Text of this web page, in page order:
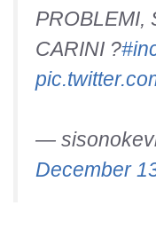
PROBLEMI,
CARINI ?
—
December